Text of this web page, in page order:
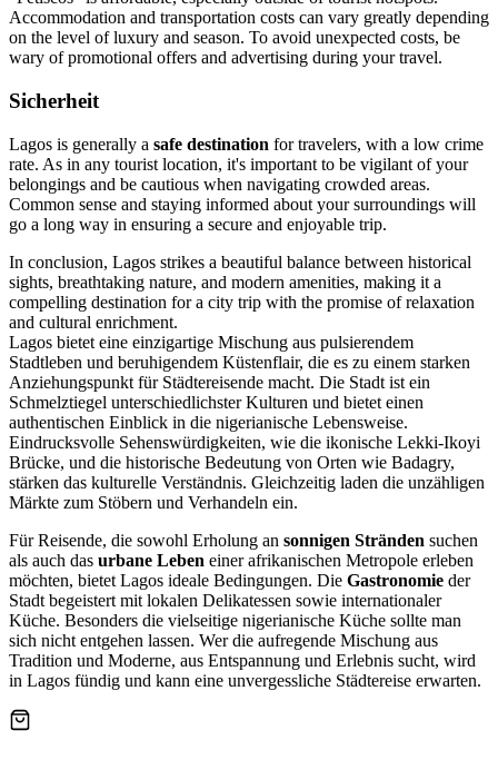
Accommodation and transportation costs can vary greatly depending
on the level of luxury and season. To avoid unexpected costs, be
wary of promotional offers and advertising during your travel.
Sicherheit
Lagos is generally a safe destination for travelers, with a low crime
rate. As in any tourist location, it's important to be vigilant of your
belongings and be cautious when navigating crowded areas.
Common sense and staying informed about your surroundings will
go a long way in ensuring a secure and enjoyable trip.
In conclusion, Lagos strikes a beautiful balance between historical
sights, breathtaking nature, and modern amenities, making it a
compelling destination for a city trip with the promise of relaxation
and cultural enrichment.
Lagos bietet eine einzigartige Mischung aus pulsierendem
Stadtleben und beruhigendem Küstenflair, die es zu einem starken
Anziehungspunkt für Städtereisende macht. Die Stadt ist ein
Schmelztiegel unterschiedlichster Kulturen und bietet einen
authentischen Einblick in die nigerianische Lebensweise.
Eindrucksvolle Sehenswürdigkeiten, wie die ikonische Lekki-Ikoyi
Brücke, und die historische Bedeutung von Orten wie Badagry,
stärken das kulturelle Verständnis. Gleichzeitig laden die unzähligen
Märkte zum Stöbern und Verhandeln ein.
Für Reisende, die sowohl Erholung an sonnigen Stränden suchen
als auch das urbane Leben einer afrikanischen Metropole erleben
möchten, bietet Lagos ideale Bedingungen. Die Gastronomie der
Stadt begeistert mit lokalen Delikatessen sowie internationaler
Küche. Besonders die vielseitige nigerianische Küche sollte man
sich nicht entgehen lassen. Wer die aufregende Mischung aus
Tradition und Moderne, aus Entspannung und Erlebnis sucht, wird
in Lagos fündig und kann eine unvergessliche Städtereise erwarten.